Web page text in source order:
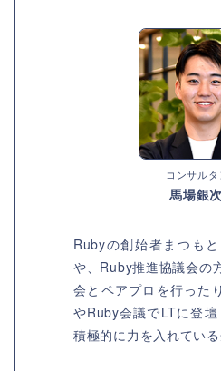
コンサルタ
馬場銀
Rubyの創始者まつも
や、Ruby推進協議会の
会とペアプロを行った
やRuby会議でLTに登
積極的に力を入れている